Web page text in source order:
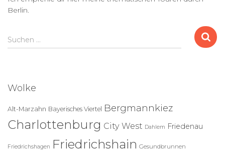
Berlin.
S
u
n
a
c
:
Suchen …
Wolke
Alt-Marzahn Bayerisches Viertel Bergmannkiez
Charlottenburg City West Dahlem Friedenau
Friedrichshagen Friedrichshain Gesundbrunnen